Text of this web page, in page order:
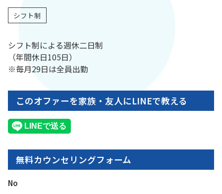
シフト制
シフト制による週休二日制
（年間休日105日）
※毎月29日は全員出勤
このオファーを家族・友人にLINEで教える
無料カウンセリングフォーム
No